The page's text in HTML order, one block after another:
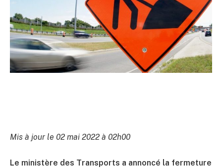
Mis à jour le 02 mai 2022 à 02h00
Le ministère des Transports a annoncé la fermeture